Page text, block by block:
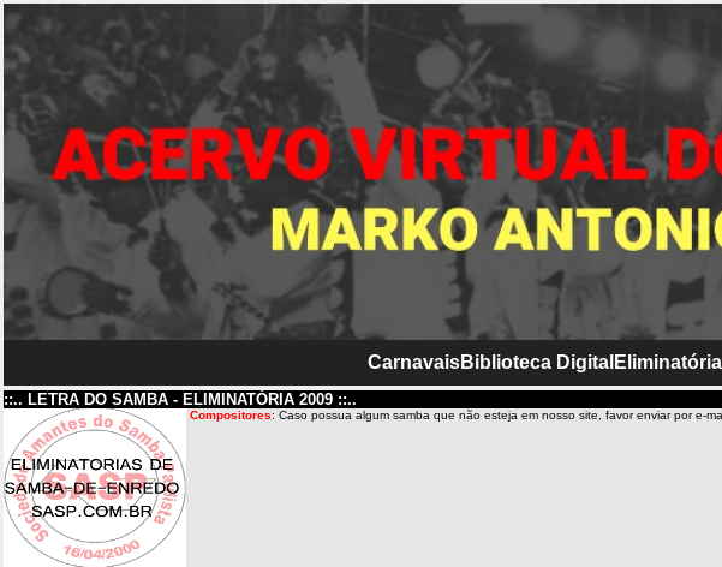
CarnavaisBiblioteca Digital
::.. LETRA DO SAMBA - ELIMINATÓRIA 2009 ::..
Compositores: Caso possua algum samba que não esteja em nosso site, favor enviar por e-